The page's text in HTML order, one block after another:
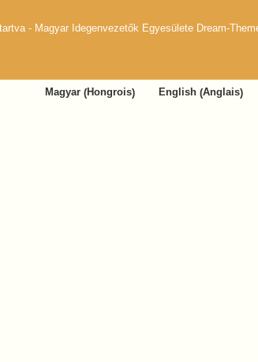
- Magyar Idegenvezetők Egyesülete Dream-
Magyar (Hongrois) English (Anglais)